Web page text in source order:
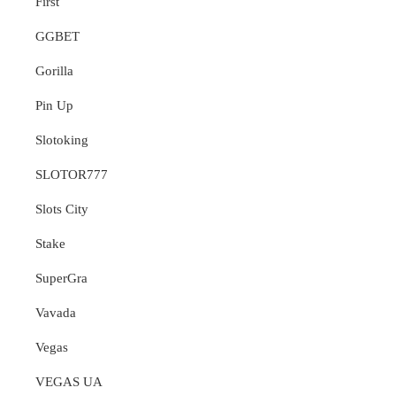
GGBET
Gorilla
Pin Up
Slotoking
SLOTOR777
Slots City
Stake
SuperGra
Vavada
Vegas
VEGAS UA